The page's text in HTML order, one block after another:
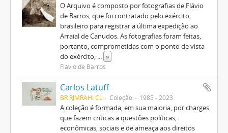
O Arquivo é composto por fotografias de Flávio
de Barros, que foi contratado pelo exército
brasileiro para registrar a última expedição ao
Arraial de Canudos. As fotografias foram feitas,
portanto, comprometidas com o ponto de vista
do exército, ... »
Flávio de Barros
Carlos Latuff
BR RJMRAHI CL Coleção 1985 - 2023
A coleção é formada, em sua maioria, por charges
que fazem críticas a questões políticas,
econômicas, sociais e de ameaça aos direitos